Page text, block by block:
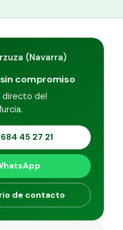
(Navarra)
compromiso
directo del
45 27 21
de contacto